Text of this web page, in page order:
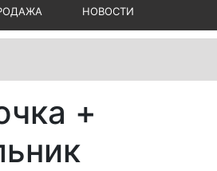
НОВОСТИ
+